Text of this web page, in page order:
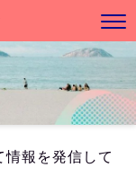
報を発信して